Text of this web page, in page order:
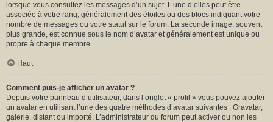
lorsque vous consultez les messages d’un sujet. L’une d’elles peut être
associée à votre rang, généralement des étoiles ou des blocs indiquant votre
nombre de messages ou votre statut sur le forum. La seconde image, souvent
plus grande, est connue sous le nom d’avatar et généralement est unique ou
propre à chaque membre.
Haut
Comment puis-je afficher un avatar ?
Depuis votre panneau d’utilisateur, dans l’onglet « profil » vous pouvez ajouter
un avatar en utilisant l’une des quatre méthodes d’avatar suivantes : Gravatar,
galerie, distant ou importé. L’administrateur du forum peut activer ou non les